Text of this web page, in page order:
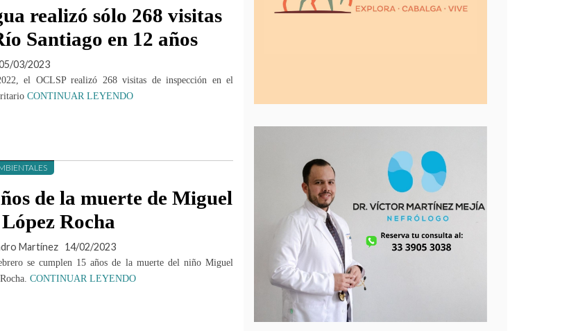
realizó sólo 268 visitas
Santiago en 12 años
03/2023
el OCLSP realizó 268 visitas de inspección en el
CONTINUAR LEYENDO
de la muerte de Miguel
Rocha
Martínez 14/02/2023
se cumplen 15 años de la muerte del niño Miguel
CONTINUAR LEYENDO